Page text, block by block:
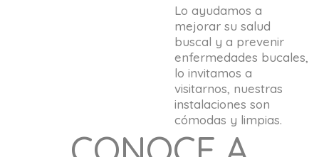
Lo ayudamos a
mejorar su salud
buscal y a prevenir
enfermedades bucales,
lo invitamos a
visitarnos, nuestras
instalaciones son
cómodas y limpias.